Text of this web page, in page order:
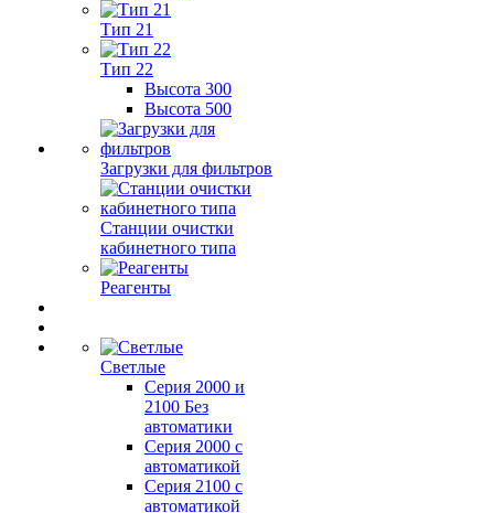
Тип 21
Тип 22
Высота 300
Высота 500
Загрузки для фильтров
Станции очистки
кабинетного типа
Реагенты
Светлые
Серия 2000 и
2100 Без
автоматики
Серия 2000 с
автоматикой
Серия 2100 с
автоматикой